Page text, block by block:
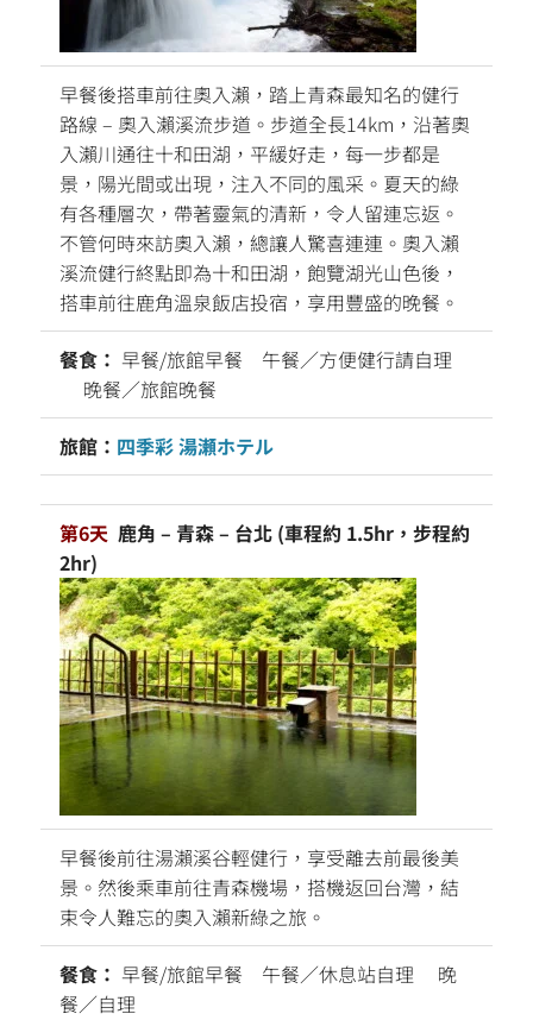
早餐後搭車前往奧入瀨，踏上青森最知名的健行
路線 – 奧入瀨溪流步道。步道全長14km，沿著奧
入瀨川通往十和田湖，平緩好走，每一步都是
景，陽光間或出現，注入不同的風采。夏天的綠
有各種層次，帶著靈氣的清新，令人留連忘返。
不管何時來訪奧入瀨，總讓人驚喜連連。奧入瀨
溪流健行終點即為十和田湖，飽覽湖光山色後，
搭車前往鹿角溫泉飯店投宿，享用豐盛的晚餐。
餐食： 早餐/旅館早餐 午餐／方便健行請自理
晚餐／旅館晚餐
旅館： 四季彩 湯瀬ホテル
第6天 鹿角 – 青森 – 台北 (車程約 1.5hr，步程約
2hr)
早餐後前往湯瀨溪谷輕健行，享受離去前最後美
景。然後乘車前往青森機場，搭機返回台灣，結
束令人難忘的奧入瀨新綠之旅。
餐食： 早餐/旅館早餐 午餐／休息站自理 晚
餐／自理